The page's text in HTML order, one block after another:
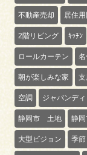
不動産売却 居住
2階リビング ｷｯﾁﾝ
ロールカーテン
朝が楽しみな家
空調 ジャパンディ
静岡市 土地 静
大型ビジョン 季節